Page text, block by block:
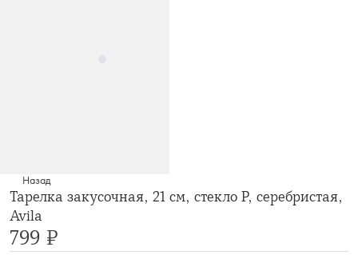
Назад
Тарелка закусочная, 21 см, стекло Р, серебристая,
Avila
799 ₽